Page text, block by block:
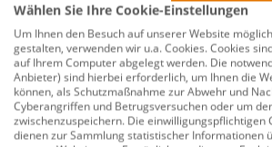
Marley HT-Siphon-Bogen DN
Produktnummer:0782141824
Hochtemperaturrohr (kurz: HT oder
Abwasserleitungen in Gebäuden
90 °C wärmebeständig. Die grauen
Wählen Sie Ihre Cookie-Einstellungen
Um Ihnen den Besuch auf unserer Website
gestalten, verwenden wir u.a. Cookies. Cookies
auf Ihrem Computer abgelegt werden. Die
Anbieter) sind hierbei erforderlich, um Ihnen die
können, als Schutzmaßnahme zur Abwehr und
Cyberangriffen und Betrugsversuchen oder um
zwischenzuspeichern. Die einwilligungspflichtigen
dienen zur Sammlung statistischer Informationen